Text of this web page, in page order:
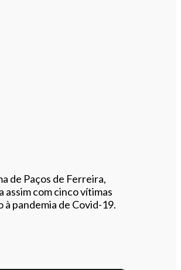
de Paços de Ferreira,
assim com cinco vítimas
à pandemia de Covid-19.